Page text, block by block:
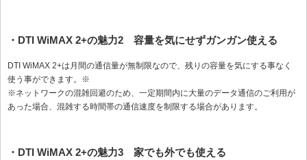
・DTI WiMAX 2+の魅力2 容量を気にせずガンガン使える
DTI WiMAX 2+は月間の通信量が無制限なので、残りの容量を気にする事なく
使う事ができます。※
※ネットワークの混雑回避のため、一定期間内に大量のデータ通信のご利用が
あった場合、混雑する時間帯の通信速度を制限する場合があります。
・DTI WiMAX 2+の魅力3 家でも外でも使える